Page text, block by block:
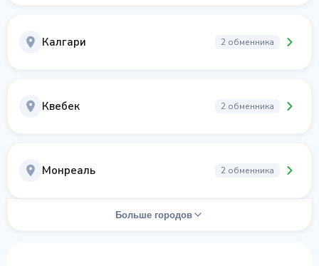
Калгари 2 обменника
Квебек 2 обменника
Монреаль 2 обменника
Больше городов